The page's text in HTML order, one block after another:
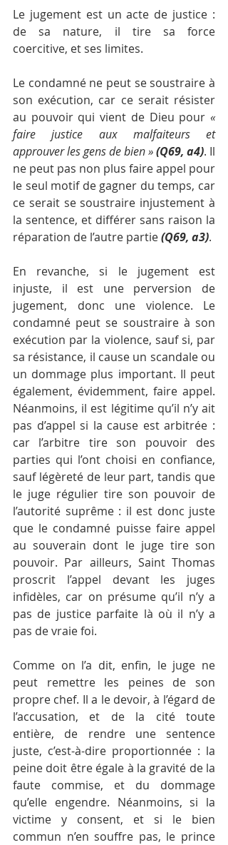
Le jugement est un acte de justice :
de sa nature, il tire sa force
coercitive, et ses limites.
Le condamné ne peut se soustraire à
son exécution, car ce serait résister
au pouvoir qui vient de Dieu pour «
faire justice aux malfaiteurs et
approuver les gens de bien » (Q69, a4). Il
ne peut pas non plus faire appel pour
le seul motif de gagner du temps, car
ce serait se soustraire injustement à
la sentence, et différer sans raison la
réparation de l’autre partie (Q69, a3).
En revanche, si le jugement est
injuste, il est une perversion de
jugement, donc une violence. Le
condamné peut se soustraire à son
exécution par la violence, sauf si, par
sa résistance, il cause un scandale ou
un dommage plus important. Il peut
également, évidemment, faire appel.
Néanmoins, il est légitime qu’il n’y ait
pas d’appel si la cause est arbitrée :
car l’arbitre tire son pouvoir des
parties qui l’ont choisi en confiance,
sauf légèreté de leur part, tandis que
le juge régulier tire son pouvoir de
l’autorité suprême : il est donc juste
que le condamné puisse faire appel
au souverain dont le juge tire son
pouvoir. Par ailleurs, Saint Thomas
proscrit l’appel devant les juges
infidèles, car on présume qu’il n’y a
pas de justice parfaite là où il n’y a
pas de vraie foi.
Comme on l’a dit, enfin, le juge ne
peut remettre les peines de son
propre chef. Il a le devoir, à l’égard de
l’accusation, et de la cité toute
entière, de rendre une sentence
juste, c’est-à-dire proportionnée : la
peine doit être égale à la gravité de la
faute commise, et du dommage
qu’elle engendre. Néanmoins, si la
victime y consent, et si le bien
commun n’en souffre pas, le prince